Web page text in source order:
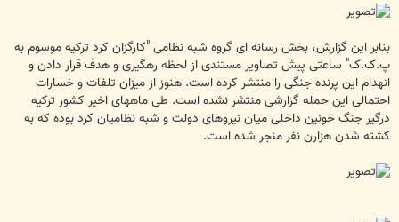
بنابر این گزارش، بخش رسانه ای گروه شبه نظامی "کارگزان کرد ترکیه موسوم به
پ.ک.ک" ساعتی پیش تصاویر مستندی از لحظه رهگیری و هدف قرار دادن و
انهدام این پرنده جنگی را منتشر کرده است. هنوز از میزان تلفات و خسارات
احتمالی این حمله گزارشی منتشر نشده است. طی ماههای اخیر کشور ترکیه
درگیر جنگ خونین داخلی میان نیروهای دولت و شبه نظامیان کرد بوده که به
کشته شدن هزارن نفر منجر شده است.